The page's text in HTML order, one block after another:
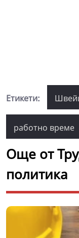
Етикети:
работно време
Още от
политика